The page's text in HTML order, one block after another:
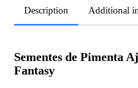
Description Additional
Sementes de Pimenta
Fantasy